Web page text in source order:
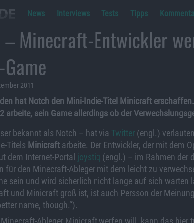
News Interviews Tests Tipps
Minecraft-Entwickler
2011
hat Notch den Mini-Indie-Titel Minicraft
arbeite, sein Game allerdings ob der
bekannt als Notch – hat via Twitter (engl.)
Titels Minicraft arbeite. Der Entwickler, der mit dem
dem Internet-Portal joystiq (engl.) – im Rahmen der
für den Minecraft-Ableger mit dem leicht zu
sein und wird sicherlich nicht lange auf sich warten
und Minicraft groß ist, ist auch Persson der
name, though.“).
Ableger Minicraft werfen will, kann das hier